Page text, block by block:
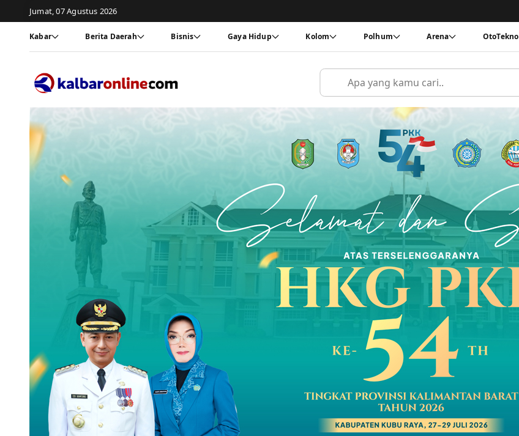
Jumat, 07 Agustus 2026
Kabar Berita Daerah Bisnis Gaya Hidup Kolom Polhum Arena OtoTekno